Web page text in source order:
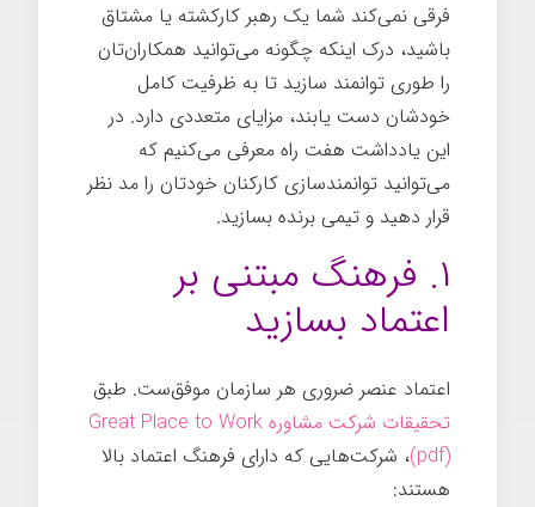
فرقی نمی‌کند شما یک رهبر کارکشته یا مشتاق
باشید، درک اینکه چگونه می‌توانید همکاران‌تان
را طوری توانمند سازید تا به ظرفیت کامل
خودشان دست یابند، مزایای متعددی دارد. در
این یادداشت هفت راه معرفی می‌کنیم که
می‌توانید توانمندسازی کارکنان خودتان را مد نظر
قرار دهید و تیمی برنده بسازید.
۱. فرهنگ مبتنی بر
اعتماد بسازید
اعتماد عنصر ضروری هر سازمان موفق‌ست. طبق
تحقیقات شرکت مشاوره Great Place to Work
(pdf)، شرکت‌هایی که دارای فرهنگ اعتماد بالا
هستند: